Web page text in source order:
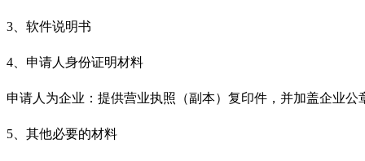
3、软件说明书
4、申请人身份证明材料
申请人为企业：提供营业执照（副本）复印件，并加盖企业
5、其他必要的材料